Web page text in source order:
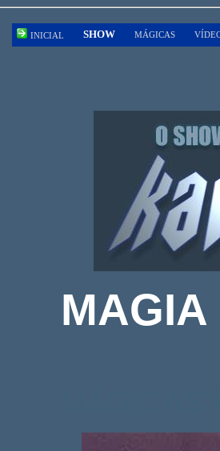
INICIAL SHOW MÁGICAS